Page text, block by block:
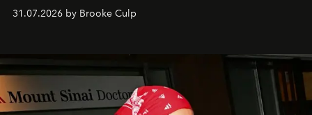
31.07.2026 by Brooke Culp